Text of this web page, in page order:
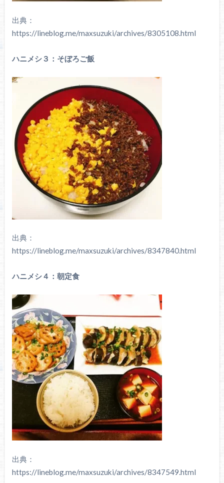
出典：
https://lineblog.me/maxsuzuki/archives/8305108.html
ハニメシ３：そぼろご飯
出典：
https://lineblog.me/maxsuzuki/archives/8347840.html
ハニメシ４：朝定食
出典：
https://lineblog.me/maxsuzuki/archives/8347549.html